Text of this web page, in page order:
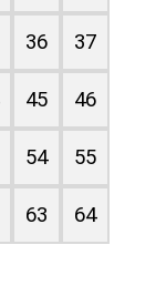
36 37
45 46
54 55
63 64